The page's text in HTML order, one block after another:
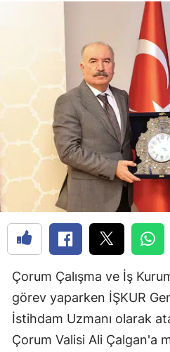
Çorum Çalışma ve İş
görev yaparken İŞKUR
İstihdam Uzmanı olarak
Çorum Valisi Ali Çalgan'a